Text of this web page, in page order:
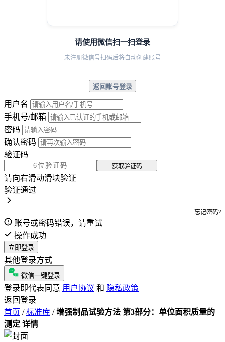
请使用微信扫一扫登录
未注册微信号扫码后将自动创建账号
返回账号登录
用户名
手机号/邮箱
密码
确认密码
验证码
获取验证码
请向右滑动滑块验证
验证通过
忘记密码?
账号或密码错误，请重试
操作成功
立即登录
其他登录方式
微信一键登录
登录即代表同意 用户协议 和 隐私政策
返回登录
首页 / 标准库 / 增强制品试验方法 第3部分：单位面积质量的
测定 详情